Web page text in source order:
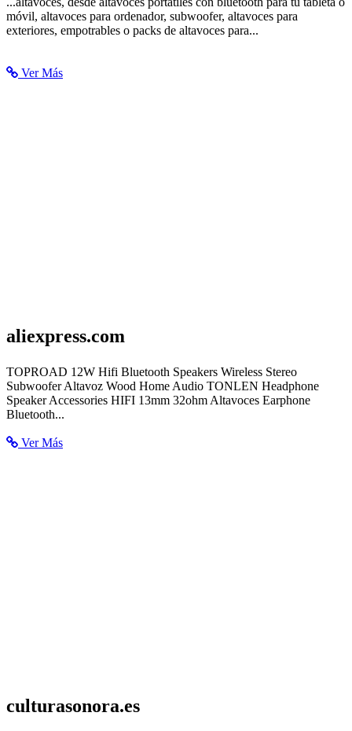
móvil, altavoces para ordenador, subwoofer, altavoces para
exteriores, empotrables o packs de altavoces para...
Ver Más
aliexpress.com
Best value Altavoz Bluetooth Hifi - Great deals on Altavoz
Bluetooth...
TOPROAD 12W Hifi Bluetooth Speakers Wireless Stereo
Subwoofer Altavoz Wood Home Audio TONLEN Headphone
Speaker Accessories HIFI 13mm 32ohm Altavoces Earphone
Bluetooth...
Ver Más
culturasonora.es